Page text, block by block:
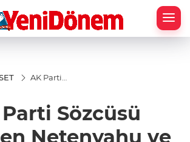
AK Parti
Netenyahu
ve Katz’aSözcüsü
Netenyahu ve